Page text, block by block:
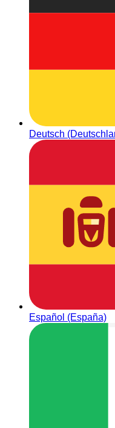
Deutsch
Español (España)